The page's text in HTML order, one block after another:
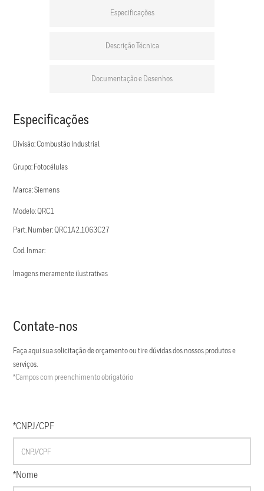
Especificações
Descrição Técnica
Documentação e Desenhos
Especificações
Divisão: Combustão Industrial
Grupo: Fotocélulas
Marca: Siemens
Modelo: QRC1
Part. Number: QRC1A2.1063C27
Cod. Inmar:
Imagens meramente ilustrativas
Contate-nos
Faça aqui sua solicitação de orçamento ou tire dúvidas dos nossos produtos e
serviços.
*Campos com preenchimento obrigatório
*CNPJ/CPF
*Nome